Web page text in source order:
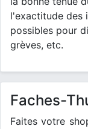
l'exactitude des
possibles pour
grèves, etc.
Faches-
Faites votre